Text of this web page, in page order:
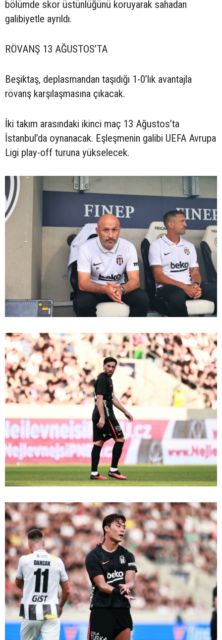
bölümde skor üstünlüğünü koruyarak sahadan
galibiyetle ayrıldı.
RÖVANŞ 13 AĞUSTOS’TA
Beşiktaş, deplasmandan taşıdığı 1-0’lık avantajla
rövanş karşılaşmasına çıkacak.
İki takım arasındaki ikinci maç 13 Ağustos’ta
İstanbul’da oynanacak. Eşleşmenin galibi UEFA Avrupa
Ligi play-off turuna yükselecek.